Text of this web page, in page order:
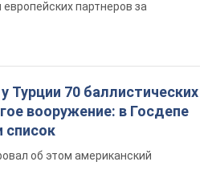
партнеров за
Турции 70 баллистических
вооружение: в Госдепе
об этом американский